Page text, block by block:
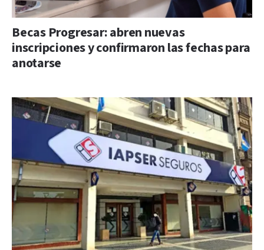
Becas Progresar: abren nuevas
inscripciones y confirmaron las fechas para
anotarse